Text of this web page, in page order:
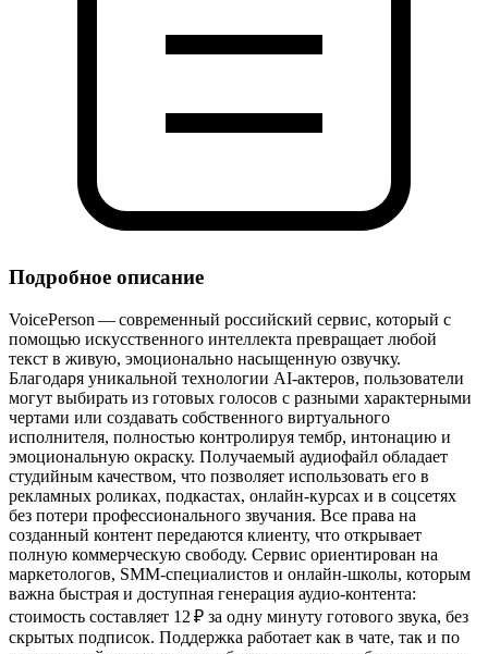
Подробное описание
VoicePerson — современный российский сервис, который с
помощью искусственного интеллекта превращает любой
текст в живую, эмоционально насыщенную озвучку.
Благодаря уникальной технологии AI‑актеров, пользователи
могут выбирать из готовых голосов с разными характерными
чертами или создавать собственного виртуального
исполнителя, полностью контролируя тембр, интонацию и
эмоциональную окраску. Получаемый аудиофайл обладает
студийным качеством, что позволяет использовать его в
рекламных роликах, подкастах, онлайн‑курсах и в соцсетях
без потери профессионального звучания. Все права на
созданный контент передаются клиенту, что открывает
полную коммерческую свободу. Сервис ориентирован на
маркетологов, SMM‑специалистов и онлайн‑школы, которым
важна быстрая и доступная генерация аудио‑контента:
стоимость составляет 12 ₽ за одну минуту готового звука, без
скрытых подписок. Поддержка работает как в чате, так и по